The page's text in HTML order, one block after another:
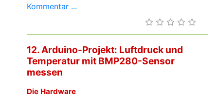
Kommentar ...
12. Arduino-Projekt: Luftdruck und
Temperatur mit BMP280-Sensor
messen
Die Hardware